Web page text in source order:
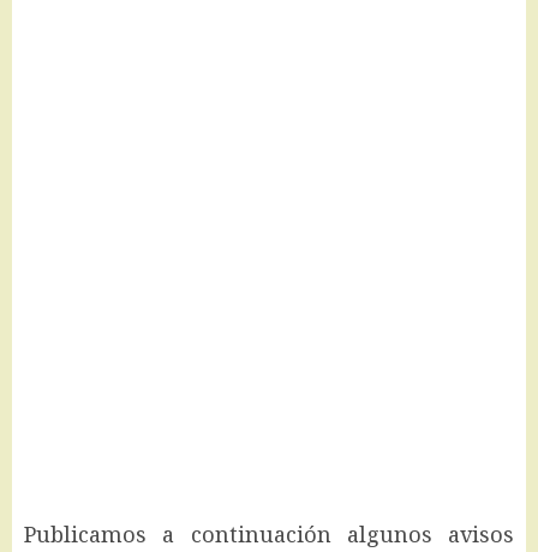
Publicamos a continuación algunos avisos